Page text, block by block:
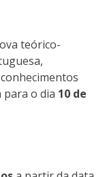
teórico-
para o dia 10 de